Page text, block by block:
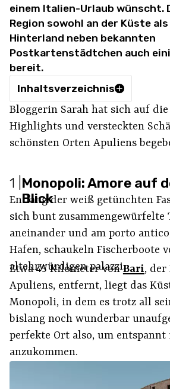
einem Italien-Urlaub wünscht.
Region sowohl an der Küste
Hinterland neben bekannten
Postkartenstädtchen auch
bereit.
Inhaltsverzeichnis
Bloggerin Sarah hat sich auf
Highlights und versteckten
schönsten Orten Apuliens
1 Monopoli: Amore auf
Blick
Entlang der weiß getünchten
sich bunt zusammengewürfelte
aneinander und am porto
Hafen, schaukeln Fischerboote
altehrwürdigen palazzi.
Etwa 45 Kilometer vonBari, der
Apuliens, entfernt, liegt das
Monopoli, in dem es trotz all
bislang noch wunderbar
perfekte Ort also, um
anzukommen.